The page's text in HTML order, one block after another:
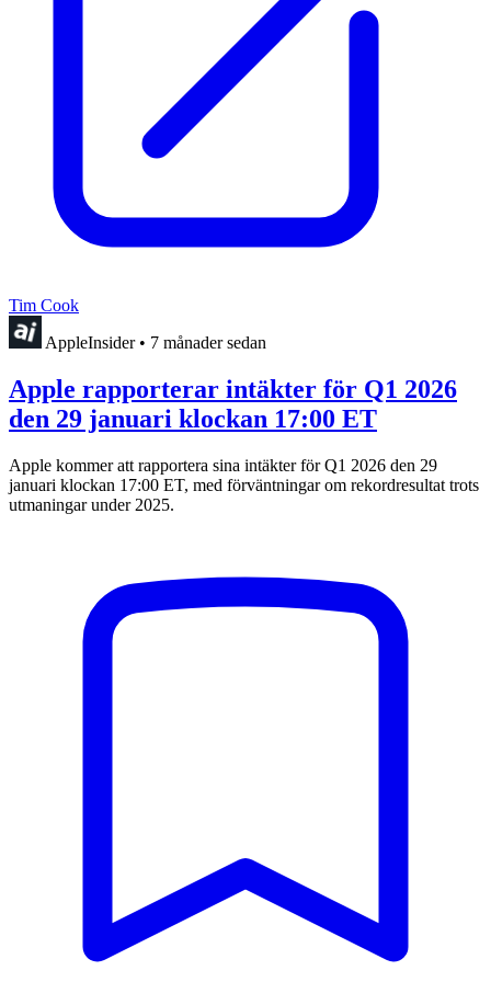
Tim Cook
AppleInsider • 7 månader sedan
Apple rapporterar intäkter för Q1 2026
den 29 januari klockan 17:00 ET
Apple kommer att rapportera sina intäkter för Q1 2026 den 29
januari klockan 17:00 ET, med förväntningar om rekordresultat trots
utmaningar under 2025.